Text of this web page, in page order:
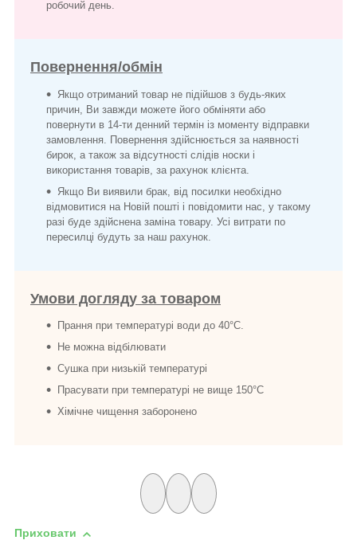
робочий день.
Повернення/обмін
Якщо отриманий товар не підійшов з будь-яких
причин, Ви завжди можете його обміняти або
повернути в 14-ти денний термін із моменту відправки
замовлення. Повернення здійснюється за наявності
бирок, а також за відсутності слідів носки і
використання товарів, за рахунок клієнта.
Якщо Ви виявили брак, від посилки необхідно
відмовитися на Новій пошті і повідомити нас, у такому
разі буде здійснена заміна товару. Усі витрати по
пересилці будуть за наш рахунок.
Умови догляду за товаром
Прання при температурі води до 40°C.
Не можна відбілювати
Сушка при низькій температурі
Прасувати при температурі не вище 150°C
Хімічне чищення заборонено
Приховати